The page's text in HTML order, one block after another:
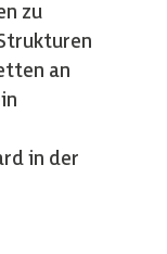
zu
an
in der